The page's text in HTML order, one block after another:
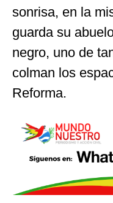
sonrisa, en la
guarda su
negro, uno de
colman los
Reforma.